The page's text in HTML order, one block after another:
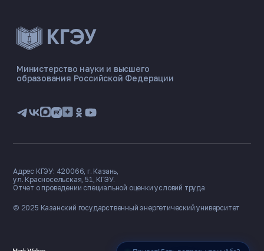
ЭНЕРГОКОД — ПОМОЩНИК КГЭУ
📋 Приёмная комиссия
🏠 Общежитие
Министерство науки и высшего
образования Российской Федерации
© 2025 Казанский государственный энергетический университет
Адрес КГЭУ: 420066, г. Казань,
ул. Красносельская, 51, КГЭУ.
Отчет о проведении специальной оценки условий труда